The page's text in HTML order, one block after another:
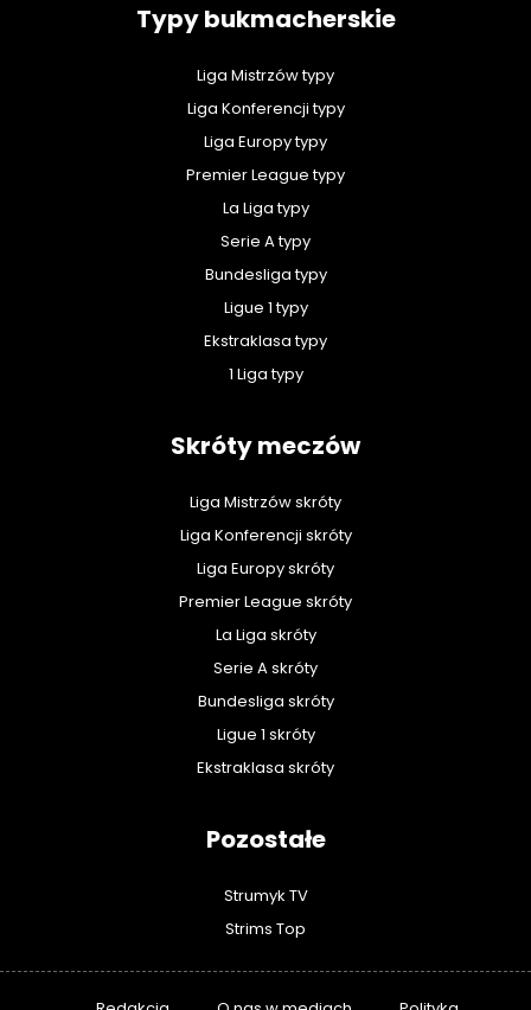
Typy bukmacherskie
Liga Mistrzów typy
Liga Konferencji typy
Liga Europy typy
Premier League typy
La Liga typy
Serie A typy
Bundesliga typy
Ligue 1 typy
Ekstraklasa typy
1 Liga typy
Skróty meczów
Liga Mistrzów skróty
Liga Konferencji skróty
Liga Europy skróty
Premier League skróty
La Liga skróty
Serie A skróty
Bundesliga skróty
Ligue 1 skróty
Ekstraklasa skróty
Pozostałe
Strumyk TV
Strims Top